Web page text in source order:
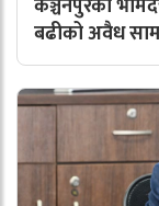
बढीको अवैध